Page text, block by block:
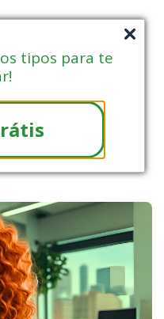
tipos para te